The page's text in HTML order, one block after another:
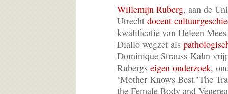
Willemijn Ruberg, aan de
Utrecht docent
kwalificatie van Heleen
Diallo wegzet als
Dominique Strauss-Kahn
Rubergs eigen onderzoek,
‘Mother Knows Best.’The
the Female Body and